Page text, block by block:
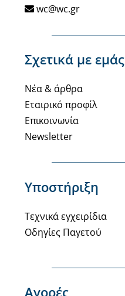
wc@wc.gr
Σχετικά με εμάς
Νέα & άρθρα
Εταιρικό προφίλ
Επικοινωνία
Newsletter
Υποστήριξη
Τεχνικά εγχειρίδια
Οδηγίες Παγετού
Αγορές